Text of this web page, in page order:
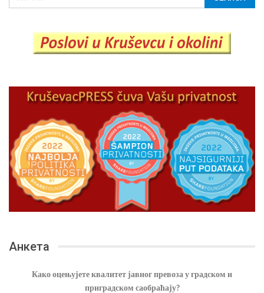
Анкета
Како оцењујете квалитет јавног превоза у градском и
приградском саобраћају?